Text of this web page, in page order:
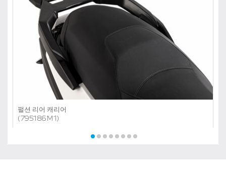
펄션 리어 캐리어
(795186M1)